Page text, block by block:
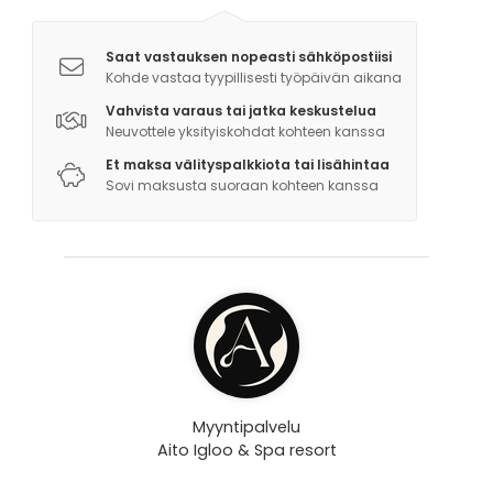
Saat vastauksen nopeasti sähköpostiisi
Kohde vastaa tyypillisesti työpäivän aikana
Vahvista varaus tai jatka keskustelua
Neuvottele yksityiskohdat kohteen kanssa
Et maksa välityspalkkiota tai lisähintaa
Sovi maksusta suoraan kohteen kanssa
Myyntipalvelu
Aito Igloo & Spa resort